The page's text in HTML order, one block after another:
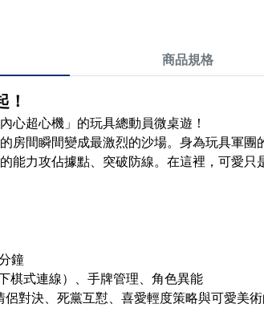
商品規格
！
心超心機」的玩具總動員微桌遊！
房間瞬間變成最激烈的沙場。身為玩具軍
能力攻佔據點、突破防線。在這裡，可愛只
鐘
棋式連線）、手牌管理、角色異能
對決、死黨互懟、喜愛輕度策略與可愛美